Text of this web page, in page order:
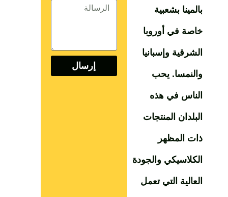
بالمينا بشعبية
خاصة في أوروبا
الشرقية وإسبانيا
والنمسا. يحب
الناس في هذه
البلدان المنتجات
ذات المظهر
الكلاسيكي والجودة
العالية التي تعمل
إرسال